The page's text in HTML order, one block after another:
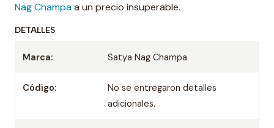
Nag Champaa un precio insuperable.
DETALLES
Marca: Satya Nag Champa
Código:
No se entregaron detalles
adicionales.